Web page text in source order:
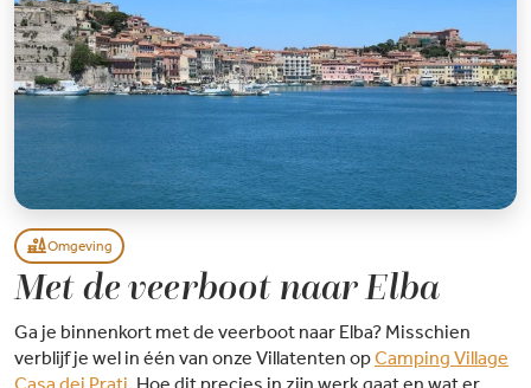
Omgeving
Met de veerboot naar Elba
Ga je binnenkort met de veerboot naar Elba? Misschien
verblijf je wel in één van onze Villatenten opCamping Village